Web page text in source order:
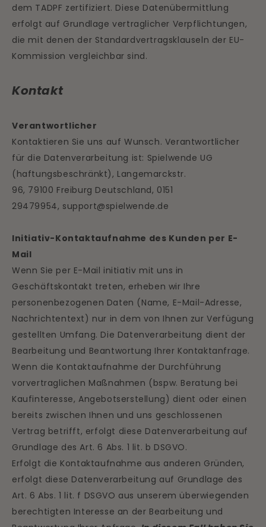
dem TADPF zertifiziert. Diese Datenübermittlung
erfolgt auf Grundlage vertraglicher Verpflichtungen,
die mit denen der Standardvertragsklauseln der EU-
Kommission vergleichbar sind.
Kontakt
Verantwortlicher
Kontaktieren Sie uns auf Wunsch. Verantwortlicher
für die Datenverarbeitung ist: Spielwende UG
(haftungsbeschränkt), Langemarckstr.
96, 79100 Freiburg Deutschland, 0151
29479954, support@spielwende.de
Initiativ-Kontaktaufnahme des Kunden per E-
Mail
Wenn Sie per E-Mail initiativ mit uns in
Geschäftskontakt treten, erheben wir Ihre
personenbezogenen Daten (Name, E-Mail-Adresse,
Nachrichtentext) nur in dem von Ihnen zur Verfügung
gestellten Umfang. Die Datenverarbeitung dient der
Bearbeitung und Beantwortung Ihrer Kontaktanfrage.
Wenn die Kontaktaufnahme der Durchführung
vorvertraglichen Maßnahmen (bspw. Beratung bei
Kaufinteresse, Angebotserstellung) dient oder einen
bereits zwischen Ihnen und uns geschlossenen
Vertrag betrifft, erfolgt diese Datenverarbeitung auf
Grundlage des Art. 6 Abs. 1 lit. b DSGVO.
Erfolgt die Kontaktaufnahme aus anderen Gründen,
erfolgt diese Datenverarbeitung auf Grundlage des
Art. 6 Abs. 1 lit. f DSGVO aus unserem überwiegenden
berechtigten Interesse an der Bearbeitung und